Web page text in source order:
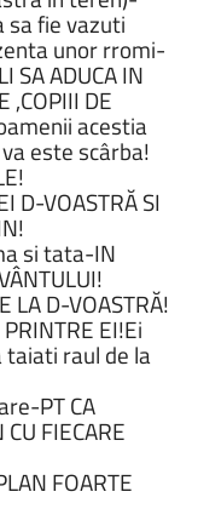
sa fie vazuti
unor rromi-
SA ADUCA IN
,COPIII DE
acestia
este scârba!
D-VOASTRĂ SI
si tata-IN
LA D-VOASTRĂ!
EI!Ei
raul de la
PT CA
FIECARE
FOARTE